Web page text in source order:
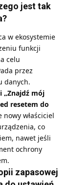
jest tak
w ekosystemie
funkcji
celu
przez
danych.
„Znajdź mój
resetem do
właściciel
co
nawet jeśli
ochrony
zapasowej